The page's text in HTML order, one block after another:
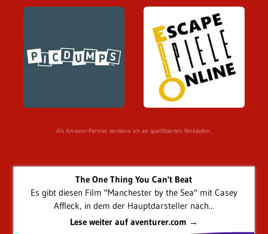
Als Amazon-Partner verdiene ich an qualifizierten Verkäufen.
The One Thing You Can't Beat
Es gibt diesen Film "Manchester by the Sea" mit Casey
Affleck, in dem der Hauptdarsteller nach...
Lese weiter auf aventurer.com →